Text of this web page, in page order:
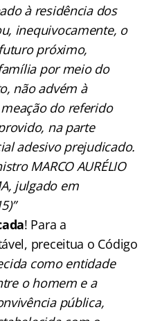
à residência dos
inequivocamente, o
próximo,
por meio do
não advém à
do referido
na parte
adesivo prejudicado.
MARCO AURÉLIO
julgado em
! Para a
preceitua o Código
como entidade
o homem e a
pública,